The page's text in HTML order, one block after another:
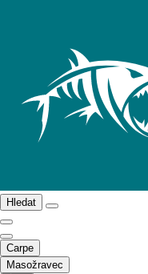
Hledat
Carpe
Masožravec